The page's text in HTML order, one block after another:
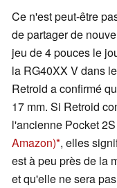
Ce n'est peut-être
de partager de
jeu de 4 pouces le
la RG40XX V dans
Retroid a confirmé
17 mm. Si Retroid
l'ancienne Pocket 2S
Amazon) , elles
est à peu près de la
et qu'elle ne sera